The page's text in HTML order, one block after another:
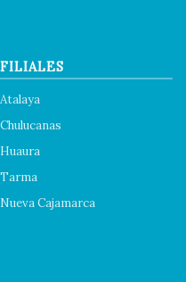
FILIALES
Atalaya
Chulucanas
Huaura
Tarma
Nueva Cajamarca